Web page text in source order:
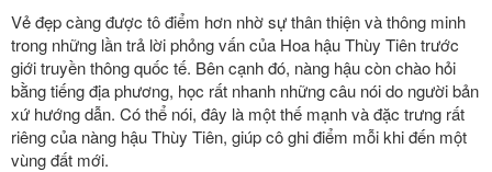
Vẻ đẹp càng được tô điểm hơn nhờ sự thân thiện và thông minh
trong những lần trả lời phỏng vấn của Hoa hậu Thùy Tiên trước
giới truyền thông quốc tế. Bên cạnh đó, nàng hậu còn chào hỏi
bằng tiếng địa phương, học rất nhanh những câu nói do người bản
xứ hướng dẫn. Có thể nói, đây là một thế mạnh và đặc trưng rất
riêng của nàng hậu Thùy Tiên, giúp cô ghi điểm mỗi khi đến một
vùng đất mới.